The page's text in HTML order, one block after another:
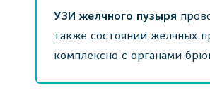
УЗИ желчного пузыря
также состоянии желчных
комплексно с органами